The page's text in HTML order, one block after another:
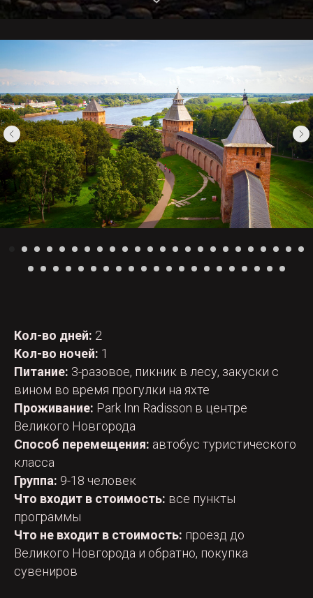
Кол-во дней: 2
Кол-во ночей: 1
Питание: 3-разовое, пикник в лесу, закуски с
вином во время прогулки на яхте
Проживание: Park Inn Radisson в центре
Великого Новгорода
Способ перемещения: автобус туристического
класса
Группа: 9-18 человек
Что входит в стоимость: все пункты
программы
Что не входит в стоимость: проезд до
Великого Новгорода и обратно, покупка
сувениров